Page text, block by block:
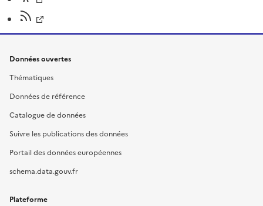
Données ouvertes
Thématiques
Données de référence
Catalogue de données
Suivre les publications des données
Portail des données européennes
schema.data.gouv.fr
Plateforme